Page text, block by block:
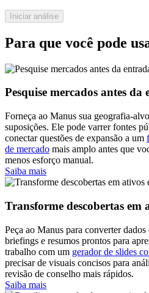
Iniciar análise
Para que você pode
Pesquise mercados antes da
Forneça ao Manus sua geografia-
suposições. Ele pode varrer fontes
conectar questões de expansão a um
de mercado mais amplo antes que
menos esforço manual.
Saiba mais
Transforme descobertas em
Peça ao Manus para converter
briefings e resumos prontos para
trabalho com um gerador de slides
precisar de visuais concisos para
revisão de conselho mais rápidos.
Saiba mais